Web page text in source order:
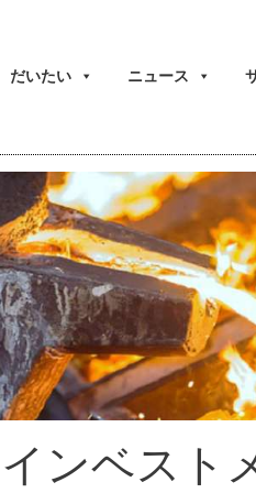
だいたい ニュース
ンベスト